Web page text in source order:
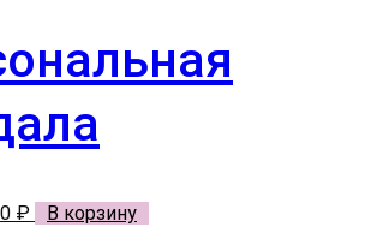
₽Текущая
В корзину